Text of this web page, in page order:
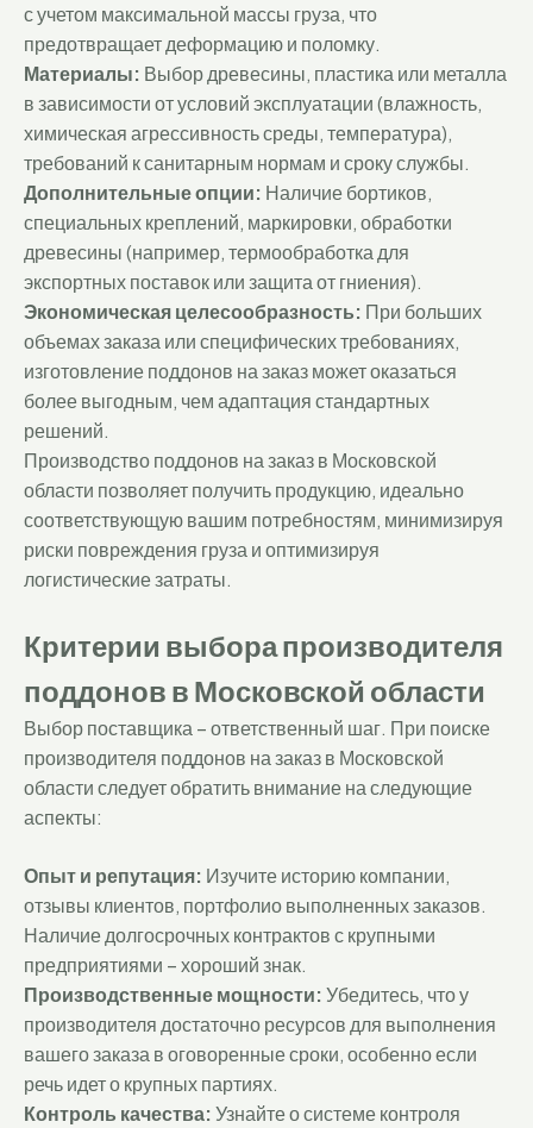
с учетом максимальной массы груза, что
предотвращает деформацию и поломку.
Материалы: Выбор древесины, пластика или металла
в зависимости от условий эксплуатации (влажность,
химическая агрессивность среды, температура),
требований к санитарным нормам и сроку службы.
Дополнительные опции: Наличие бортиков,
специальных креплений, маркировки, обработки
древесины (например, термообработка для
экспортных поставок или защита от гниения).
Экономическая целесообразность: При больших
объемах заказа или специфических требованиях,
изготовление поддонов на заказ может оказаться
более выгодным, чем адаптация стандартных
решений.
Производство поддонов на заказ в Московской
области позволяет получить продукцию, идеально
соответствующую вашим потребностям, минимизируя
риски повреждения груза и оптимизируя
логистические затраты.
Критерии выбора производителя
поддонов в Московской области
Выбор поставщика – ответственный шаг. При поиске
производителя поддонов на заказ в Московской
области следует обратить внимание на следующие
аспекты:
Опыт и репутация: Изучите историю компании,
отзывы клиентов, портфолио выполненных заказов.
Наличие долгосрочных контрактов с крупными
предприятиями – хороший знак.
Производственные мощности:Убедитесь, что у
производителя достаточно ресурсов для выполнения
вашего заказа в оговоренные сроки, особенно если
речь идет о крупных партиях.
Контроль качества:Узнайте о системе контроля